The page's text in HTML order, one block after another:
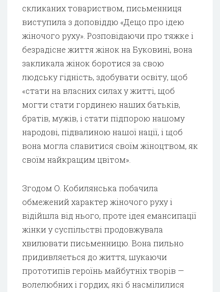
скликаних товариством, письменниця
виступила з доповіддю «Дещо про ідею
жіночого руху». Розповідаючи про тяжке і
безрадісне життя жінок на Буковині, вона
закликала жінок боротися за свою
людську гідність, здобувати освіту, щоб
«стати на власних силах у житті, щоб
могти стати гординею наших батьків,
братів, мужів, і стати підпорою нашому
народові, підвалиною нашої нації, і щоб
вона могла славитися своїм жіноцтвом, як
своїм найкращим цвітом».
Згодом О. Кобилянська побачила
обмежений характер жіночого руху і
відійшла від нього, проте ідея емансипації
жінки у суспільстві продовжувала
хвилювати письменницю. Вона пильно
придивляється до життя, шукаючи
прототипів героїнь майбутніх творів —
волелюбних і гордих, які б насмілилися